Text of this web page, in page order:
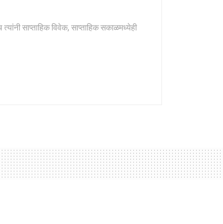
साप्ताहिक विवेक, साप्ताहिक सकाळमध्येही